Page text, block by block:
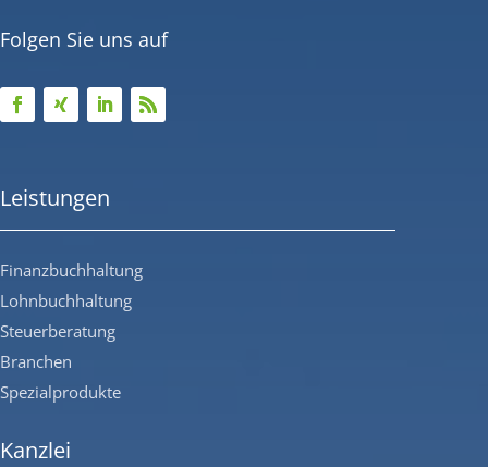
Folgen Sie uns auf
Leistungen
Finanzbuchhaltung
Lohnbuchhaltung
Steuerberatung
Branchen
Spezialprodukte
Kanzlei